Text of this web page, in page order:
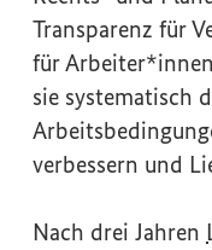
Transparenz für
für
sie systematisch
verbessern und
Nach drei Jahren